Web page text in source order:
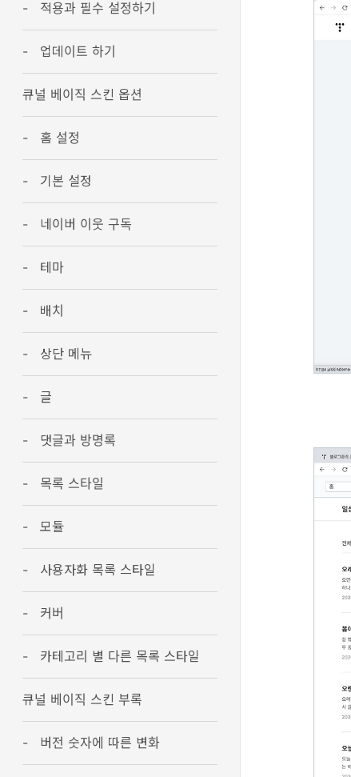
적용과 필수 설정하기
업데이트 하기
큐널 베이직 스킨 옵션
홈 설정
기본 설정
네이버 이웃 구독
테마
배치
상단 메뉴
글
댓글과 방명록
목록 스타일
모듈
사용자화 목록 스타일
커버
카테고리 별 다른 목록 스타일
큐널 베이직 스킨 부록
버전 숫자에 따른 변화